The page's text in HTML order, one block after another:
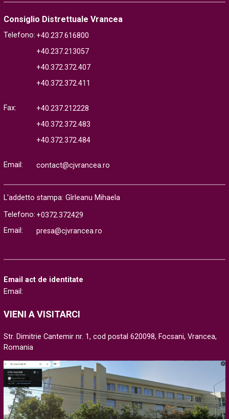
Consiglio Distrettuale Vrancea
Telefono: +40.237.616800
+40.237.213057
+40.372.372.407
+40.372.372.411
Fax:
+40.237.212228
+40.372.372.483
+40.372.372.484
Email: contact@cjvrancea.ro
L'addetto stampa: Gîrleanu Mihaela
Telefono: +0372.372429
Email:
presa@cjvrancea.ro
Email act de identitate
Email:
VIENI A VISITARCI
Str. Dimitrie Cantemir nr. 1, cod postal 620098, Focsani, Vrancea,
Romania